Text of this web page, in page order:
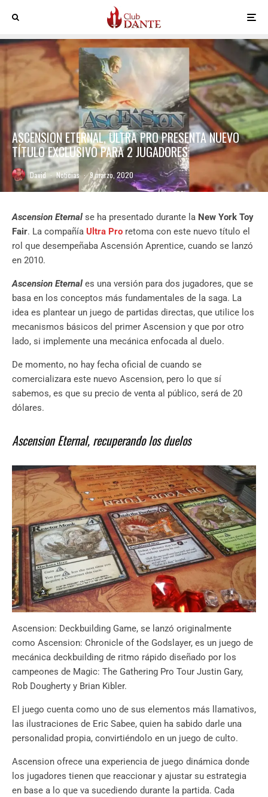
ASCENSION ETERNAL, ULTRA PRO PRESENTA NUEVO
TÍTULO EXCLUSIVO PARA 2 JUGADORES
David · Noticias · 9 marzo, 2020
Ascension Eternal se ha presentado durante la New York Toy
Fair. La compañía Ultra Pro retoma con este nuevo título el
rol que desempeñaba Ascensión Aprentice, cuando se lanzó
en 2010.
Ascension Eternal es una versión para dos jugadores, que se
basa en los conceptos más fundamentales de la saga. La
idea es plantear un juego de partidas directas, que utilice los
mecanismos básicos del primer Ascension y que por otro
lado, si implemente una mecánica enfocada al duelo.
De momento, no hay fecha oficial de cuando se
comercializara este nuevo Ascension, pero lo que sí
sabemos, es que su precio de venta al público, será de 20
dólares.
Ascension Eternal, recuperando los duelos
Ascension: Deckbuilding Game, se lanzó originalmente
como Ascension: Chronicle of the Godslayer, es un juego de
mecánica deckbuilding de ritmo rápido diseñado por los
campeones de Magic: The Gathering Pro Tour Justin Gary,
Rob Dougherty y Brian Kibler.
El juego cuenta como uno de sus elementos más llamativos,
las ilustraciones de Eric Sabee, quien ha sabido darle una
personalidad propia, convirtiéndolo en un juego de culto.
Ascension ofrece una experiencia de juego dinámica donde
los jugadores tienen que reaccionar y ajustar su estrategia
en base a lo que va sucediendo durante la partida. Cada